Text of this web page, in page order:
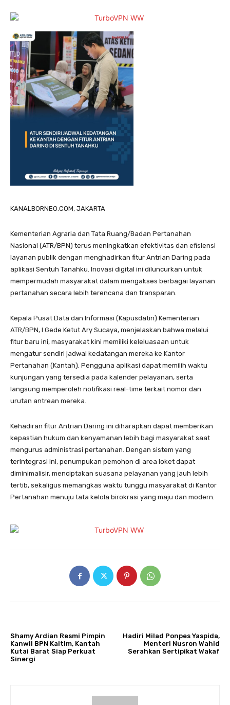
KANALBORNEO.COM, JAKARTA
Kementerian Agraria dan Tata Ruang/Badan Pertanahan
Nasional (ATR/BPN) terus meningkatkan efektivitas dan efisiensi
layanan publik dengan menghadirkan fitur Antrian Daring pada
aplikasi Sentuh Tanahku. Inovasi digital ini diluncurkan untuk
mempermudah masyarakat dalam mengakses berbagai layanan
pertanahan secara lebih terencana dan transparan.
Kepala Pusat Data dan Informasi (Kapusdatin) Kementerian
ATR/BPN, I Gede Ketut Ary Sucaya, menjelaskan bahwa melalui
fitur baru ini, masyarakat kini memiliki keleluasaan untuk
mengatur sendiri jadwal kedatangan mereka ke Kantor
Pertanahan (Kantah). Pengguna aplikasi dapat memilih waktu
kunjungan yang tersedia pada kalender pelayanan, serta
langsung memperoleh notifikasi real-time terkait nomor dan
urutan antrean mereka.
Kehadiran fitur Antrian Daring ini diharapkan dapat memberikan
kepastian hukum dan kenyamanan lebih bagi masyarakat saat
mengurus administrasi pertanahan. Dengan sistem yang
terintegrasi ini, penumpukan pemohon di area loket dapat
diminimalisir, menciptakan suasana pelayanan yang jauh lebih
tertib, sekaligus memangkas waktu tunggu masyarakat di Kantor
Pertanahan menuju tata kelola birokrasi yang maju dan modern.
Shamy Ardian Resmi Pimpin
Kanwil BPN Kaltim, Kantah
Kutai Barat Siap Perkuat
Sinergi
Hadiri Milad Ponpes Yaspida,
Menteri Nusron Wahid
Serahkan Sertipikat Wakaf